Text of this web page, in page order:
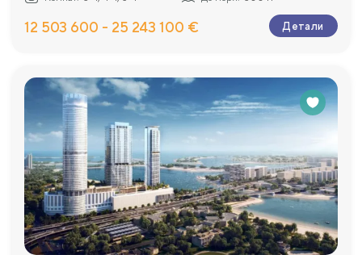
12 503 600 - 25 243 100 € Детали